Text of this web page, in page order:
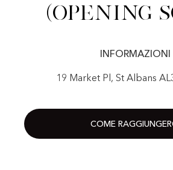
(Opening
INFORMAZIONI
19 Market Pl, St Albans
COME